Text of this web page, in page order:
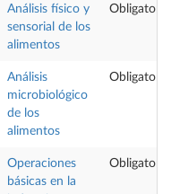
Análisis físico y
sensorial de los
alimentos
Obligatoria
Análisis
microbiológico
de los
alimentos
Obligatoria
Operaciones
básicas en la
Obligatoria